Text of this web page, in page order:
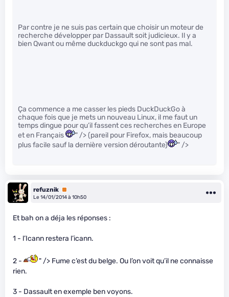
Par contre je ne suis pas certain que choisir un moteur de
recherche développer par Dassault soit judicieux. Il y a
bien Qwant ou même duckduckgo qui ne sont pas mal.
Ça commence a me casser les pieds DuckDuckGo à
chaque fois que je mets un nouveau Linux, il me faut un
temps dingue pour qu’il fassent ces recherches en Europe
et en Français
" /> (pareil pour Firefox, mais beaucoup
plus facile sauf la dernière version déroutante)
" />
refuznik Premium
Le 14/01/2014 à 10h50
Et bah on a déja les réponses :
1 - l’Icann restera l’icann.
2 -
" /> Fume c’est du belge. Ou l’on voit qu’il ne connaisse
rien.
3 - Dassault en exemple ben voyons.